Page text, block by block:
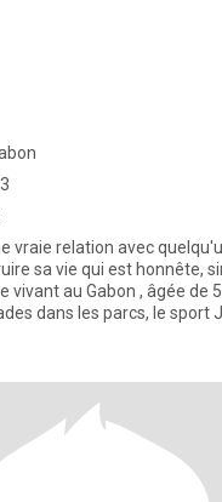
vraie relation avec
sa vie qui est honnête,
au Gabon , âgée de 54 ans
dans les parcs, le sport